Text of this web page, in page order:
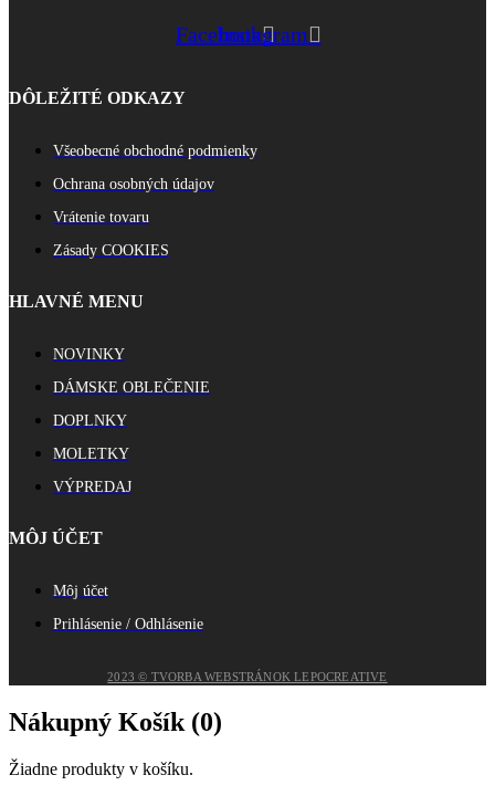
FacebookInstagram
DÔLEŽITÉ ODKAZY
Všeobecné obchodné podmienky
Ochrana osobných údajov
Vrátenie tovaru
Zásady COOKIES
HLAVNÉ MENU
NOVINKY
DÁMSKE OBLEČENIE
DOPLNKY
MOLETKY
VÝPREDAJ
MÔJ ÚČET
Môj účet
Prihlásenie / Odhlásenie
2023 © TVORBA WEBSTRÁNOK LEPOCREATIVE
Nákupný Košík (0)
Žiadne produkty v košíku.